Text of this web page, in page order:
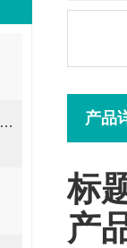
胰岛素生长因子-1质控样品的浓度是多少呢？ 产品
标
产